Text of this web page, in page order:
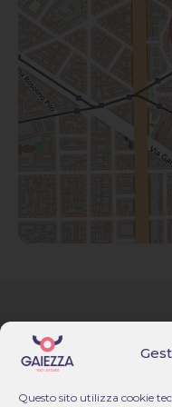
Questo sito utilizza cookie
Via F. Lippi, 17 – Milano
+39 02 494 606 59 &
817 9669